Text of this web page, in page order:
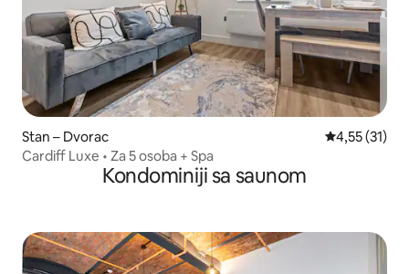
Stan – Dvorac Prosječna
4,55 (31)
Cardiff Luxe • Za 5 osoba + Spa
Kondominiji sa saunom